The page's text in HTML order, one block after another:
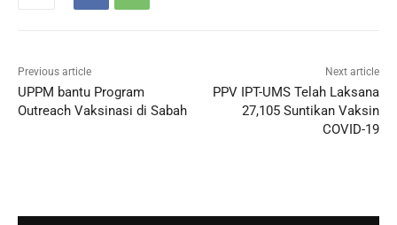
Previous article
UPPM bantu Program
Outreach Vaksinasi di Sabah
Next article
PPV IPT-UMS Telah Laksana
27,105 Suntikan Vaksin
COVID-19